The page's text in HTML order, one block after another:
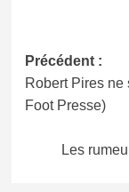
d’article
Précédent :
Robert Pires
Foot Presse)
Les